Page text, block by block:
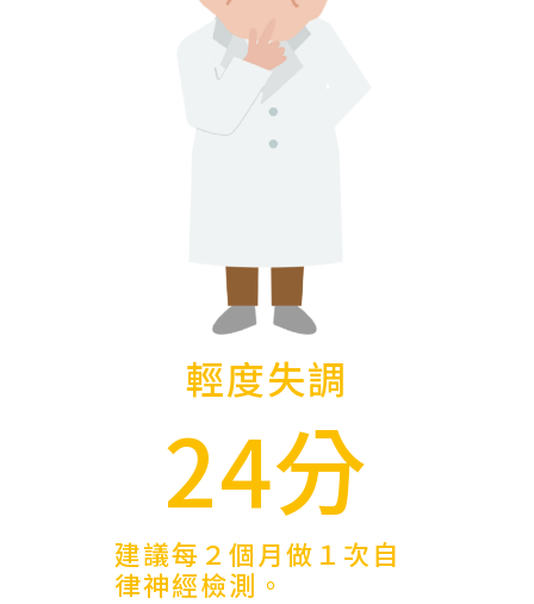
輕度失調
24分
建議每２個月做１次自
律神經檢測。